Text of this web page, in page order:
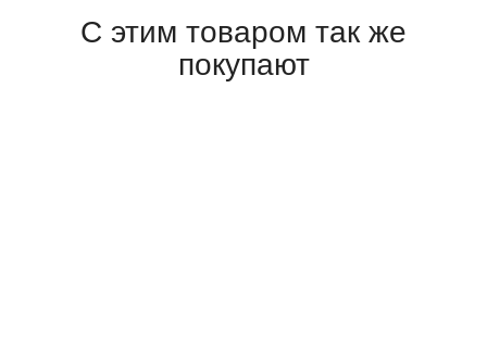
С этим товаром так же
покупают